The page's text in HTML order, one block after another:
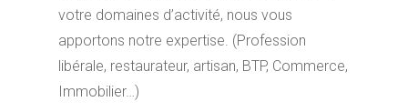
votre domaines d’activité, nous vous
apportons notre expertise. (Profession
libérale, restaurateur, artisan, BTP, Commerce,
Immobilier…)